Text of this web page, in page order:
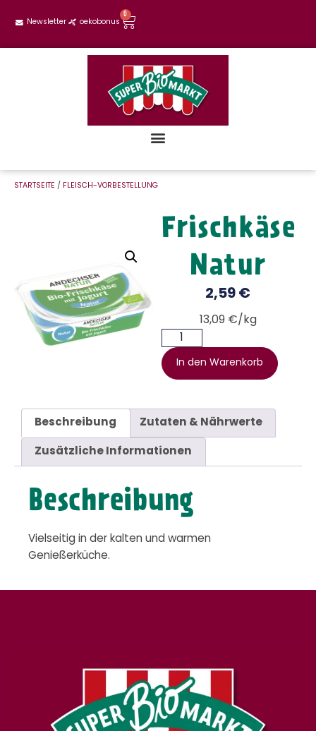
Newsletter oekobonus
0
STARTSEITE / FLEISCH-VORBESTELLUNG
Frischkäse
Natur
2,59 €
13,09 €/kg
In den Warenkorb
Beschreibung Zutaten & Nährwerte
Zusätzliche Informationen
Beschreibung
Vielseitig in der kalten und warmen
Genießerküche.